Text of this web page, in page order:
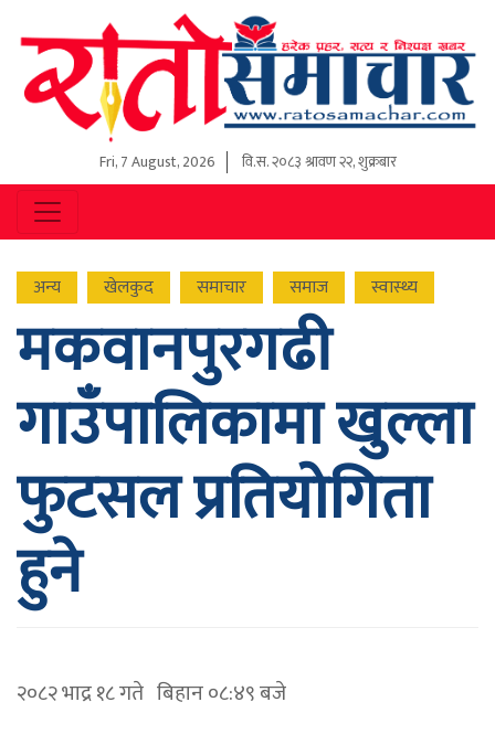
Fri, 7 August, 2026 वि.स.२०८३ श्रावण २२, शुक्रबार
अन्य खेलकुद समाचार समाज स्वास्थ्य
मकवानपुरगढी
गाउँपालिकामा खुल्ला
फुटसल प्रतियोगिता
हुने
२०८२ भाद्र १८ गते बिहान ०८:४९ बजे